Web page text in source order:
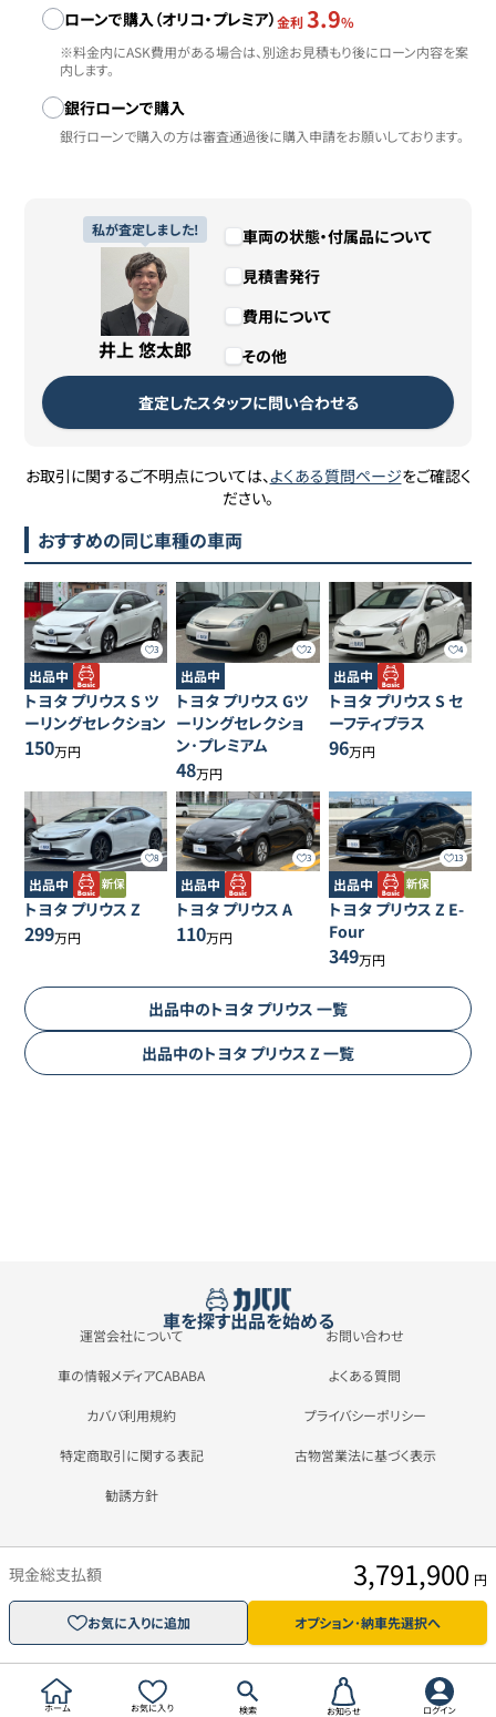
ローンで購入（オリコ・プレミア）金利 3.9%
※料金内にASK費用がある場合は、別途お見積もり後にローン内容を案
内します。
銀行ローンで購入
銀行ローンで購入の方は審査通過後に購入申請をお願いしております。
現金総支払額 3,791,900 円
お気に入りに追加 オプション･納車先選択へ
私が査定しました!
井上 悠太郎
車両の状態・付属品について
見積書発行
費用について
その他
査定したスタッフに問い合わせる
お取引に関するご不明点については、よくある質問ページをご確認く
ださい。
おすすめの同じ車種の車両
3
出品中
トヨタ プリウス S ツ
ーリングセレクション
150万円
2
出品中
トヨタ プリウス Gツ
ーリングセレクショ
ン･プレミアム
48万円
4
出品中
トヨタ プリウス S セ
ーフティプラス
96万円
8
出品中
トヨタ プリウス Z
299万円
3
出品中
トヨタ プリウス A
110万円
13
出品中
トヨタ プリウス Z E-
Four
349万円
出品中のトヨタ プリウス 一覧
出品中のトヨタ プリウス Z 一覧
車を探す出品を始める
運営会社について お問い合わせ
車の情報メディアCABABA よくある質問
カババ利用規約 プライバシーポリシー
特定商取引に関する表記 古物営業法に基づく表示
勧誘方針
ホーム お気に入り 検索 お知らせ ログイン